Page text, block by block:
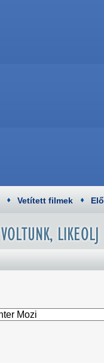
Vetített filmek